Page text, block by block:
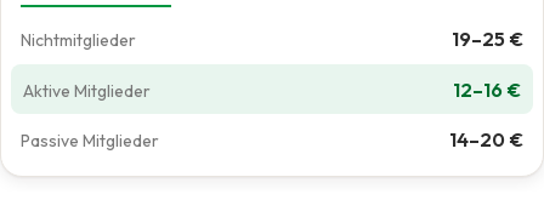
19–25 €
12–16 €
14–20 €